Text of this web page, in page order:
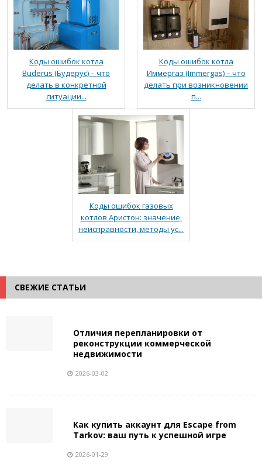
Коды ошибок котла
Buderus (Будерус) – что
делать в конкретной
ситуации...
Коды ошибок котла
Иммергаз (Immergas) – что
делать при возникновении
п...
Коды ошибок газовых
котлов Аристон: значение,
неисправности, методы ус...
СВЕЖИЕ СТАТЬИ
Отличия перепланировки от
реконструкции коммерческой
недвижимости
2026-03-02
Как купить аккаунт для Escape from
Tarkov: ваш путь к успешной игре
2026-01-29